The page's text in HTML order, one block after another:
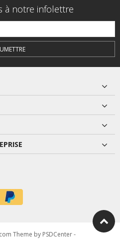
à notre infolettre
Theme by PSDCenter-